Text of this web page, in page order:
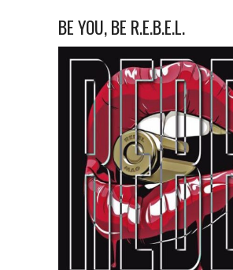
BE YOU, BE R.E.B.E.L.